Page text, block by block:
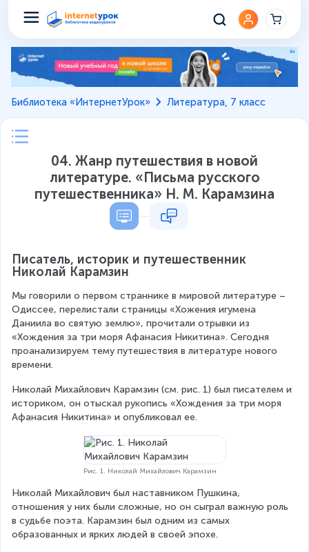
Библиотека «ИнтернетУрок» Литература, 7 класс
04. Жанр путешествия в новой
литературе. «Письма русского
путешественника» Н. М. Карамзина
Писатель, историк и путешественник
Николай Карамзин
Мы говорили о первом страннике в мировой литературе –
Одиссее, перелистали страницы «Хожения игумена
Даниила во святую землю», прочитали отрывки из
«Хождения за три моря Афанасия Никитина». Сегодня
проанализируем тему путешествия в литературе нового
времени.
Николай Михайлович Карамзин (см. рис. 1) был писателем и
историком, он отыскал рукопись «Хождения за три моря
Афанасия Никитина» и опубликовал ее.
Рис. 1. Николай Михайлович Карамзин
Николай Михайлович был наставником Пушкина,
отношения у них были сложные, но он сыграл важную роль
в судьбе поэта. Карамзин был одним из самых
образованных и ярких людей в своей эпохе.